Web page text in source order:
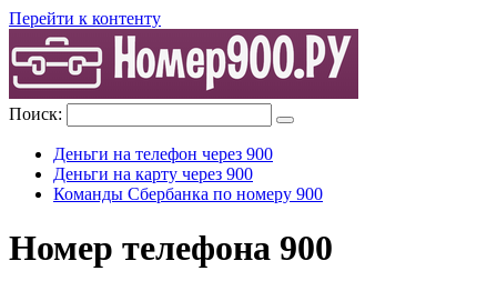
Перейти к контенту
Поиск:
Деньги на телефон через 900
Деньги на карту через 900
Команды Сбербанка по номеру 900
Номер телефона 900